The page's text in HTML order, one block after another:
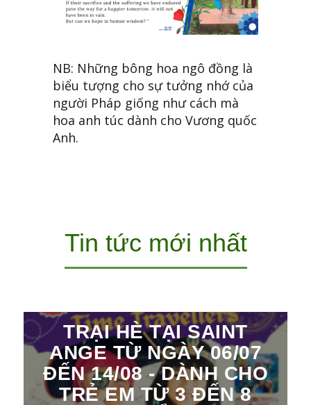
NB: Những bông hoa ngô đồng là
biểu tượng cho sự tưởng nhớ của
người Pháp giống như cách mà
hoa anh túc dành cho Vương quốc
Anh.
Tin tức mới nhất
TRẠI HÈ TẠI SAINT
ANGE TỪ NGÀY 06/07
ĐẾN 14/08 - DÀNH CHO
TRẺ EM TỪ 3 ĐẾN 8